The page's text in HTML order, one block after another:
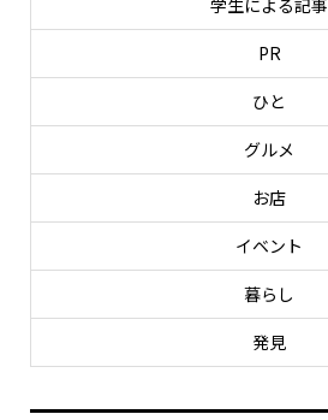
学生による記事
PR
ひと
グルメ
お店
イベント
暮らし
発見